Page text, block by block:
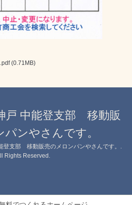
(0.71MB)
戸 中能登支部 移動販
ンやさんです。
登支部 移動販売のメロンパンやさんです。
Rights Reserved.